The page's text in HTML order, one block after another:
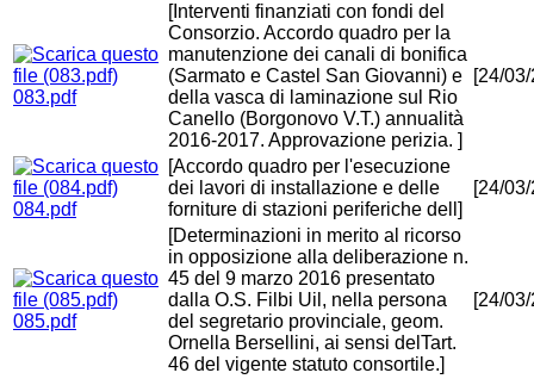
083.pdf
[Interventi finanziati con fondi del
Consorzio. Accordo quadro per la
manutenzione dei canali di bonifica
(Sarmato e Castel San Giovanni) e
della vasca di laminazione sul Rio
Canello (Borgonovo V.T.) annualità
2016-2017. Approvazione perizia. ]
[24/
084.pdf
[Accordo quadro per l'esecuzione
dei lavori di installazione e delle
forniture di stazioni periferiche dell]
[24/
085.pdf
[Determinazioni in merito al ricorso
in opposizione alla deliberazione n.
45 del 9 marzo 2016 presentato
dalla O.S. Filbi Uil, nella persona
del segretario provinciale, geom.
Ornella Bersellini, ai sensi delTart.
46 del vigente statuto consortile.]
[24/